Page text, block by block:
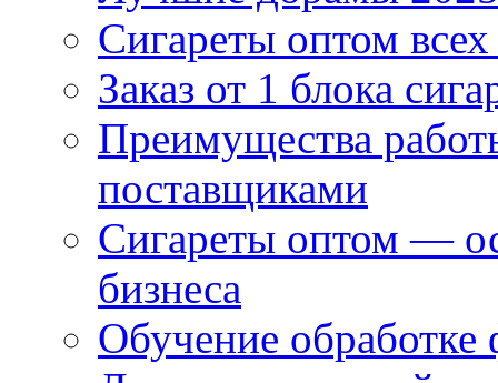
Сигареты оптом
Заказ от 1 блока
Преимущества
поставщиками
Сигареты оптом —
бизнеса
Обучение